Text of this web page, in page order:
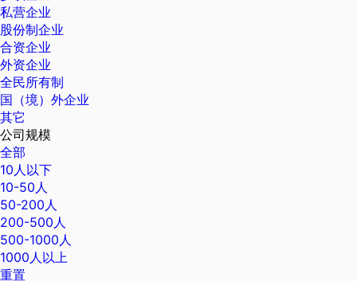
私营企业
股份制企业
合资企业
外资企业
全民所有制
国（境）外企业
其它
公司规模
全部
10人以下
10-50人
50-200人
200-500人
500-1000人
1000人以上
重置